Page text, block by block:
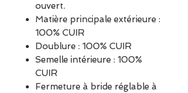
ouvert.
Matière principale extérieure :
100% CUIR
Doublure : 100% CUIR
Semelle intérieure : 100%
CUIR
Fermeture à bride réglable à